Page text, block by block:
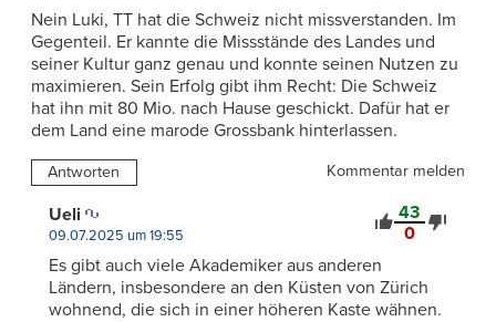
Nein Luki, TT hat die Schweiz nicht missverstanden. Im
Gegenteil. Er kannte die Missstände des Landes und
seiner Kultur ganz genau und konnte seinen Nutzen zu
maximieren. Sein Erfolg gibt ihm Recht: Die Schweiz
hat ihn mit 80 Mio. nach Hause geschickt. Dafür hat er
dem Land eine marode Grossbank hinterlassen.
Antworten Kommentar melden
43
0
Ueli
09.07.2025 um 19:55
Es gibt auch viele Akademiker aus anderen
Ländern, insbesondere an den Küsten von Zürich
wohnend, die sich in einer höheren Kaste wähnen.